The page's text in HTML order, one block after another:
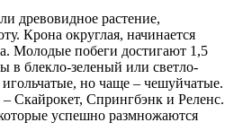
древовидное растение,
Крона округлая, начинается
Молодые побеги достигают 1,5
в блекло-зеленый или светло-
но чаще – чешуйчатые.
– Скайрокет, Спрингбэнк и Реленс.
успешно размножаются